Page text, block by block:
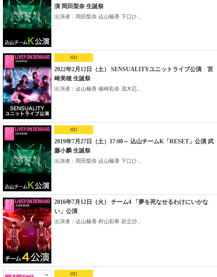
演 岡田梨奈 生誕祭
出演者：岡田梨奈 込山榛香 下口ひ...
HD
2022年2月12日（土） SENSUALITYユニットライブ公演 宮
崎美穂 生誕祭
出演者：込山榛香 篠崎彩奈 茂木忍...
HD
2019年7月27日（土）17:00～ 込山チームK「RESET」公演 武
藤小麟 生誕祭
出演者：岡田梨奈 込山榛香 下口ひ...
2016年7月12日（火） チーム4 「夢を死なせるわけにいかな
い」公演
出演者：込山榛香 村山彩希 岩立沙...
HD